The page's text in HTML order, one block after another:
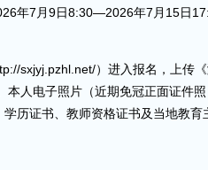
年7月9日8:30—2026年7月15日
sxjyj.pzhl.net/）进入报名，上传
人电子照片（近期免冠正面证件
历证书、教师资格证书及当地教育